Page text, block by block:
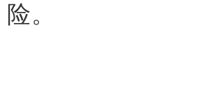
险。